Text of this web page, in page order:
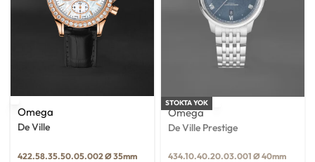
Omega
De Ville
422.58.35.50.05.002 Ø 35mm
STOKTA YOK
Omega
De Ville Prestige
434.10.40.20.03.001 Ø 40mm